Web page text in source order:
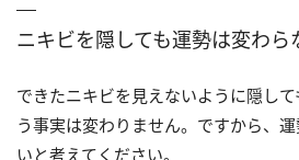
ニキビを隠しても運勢は変わら
できたニキビを見えないように隠し
う事実は変わりません。ですから、
いと考えてください。